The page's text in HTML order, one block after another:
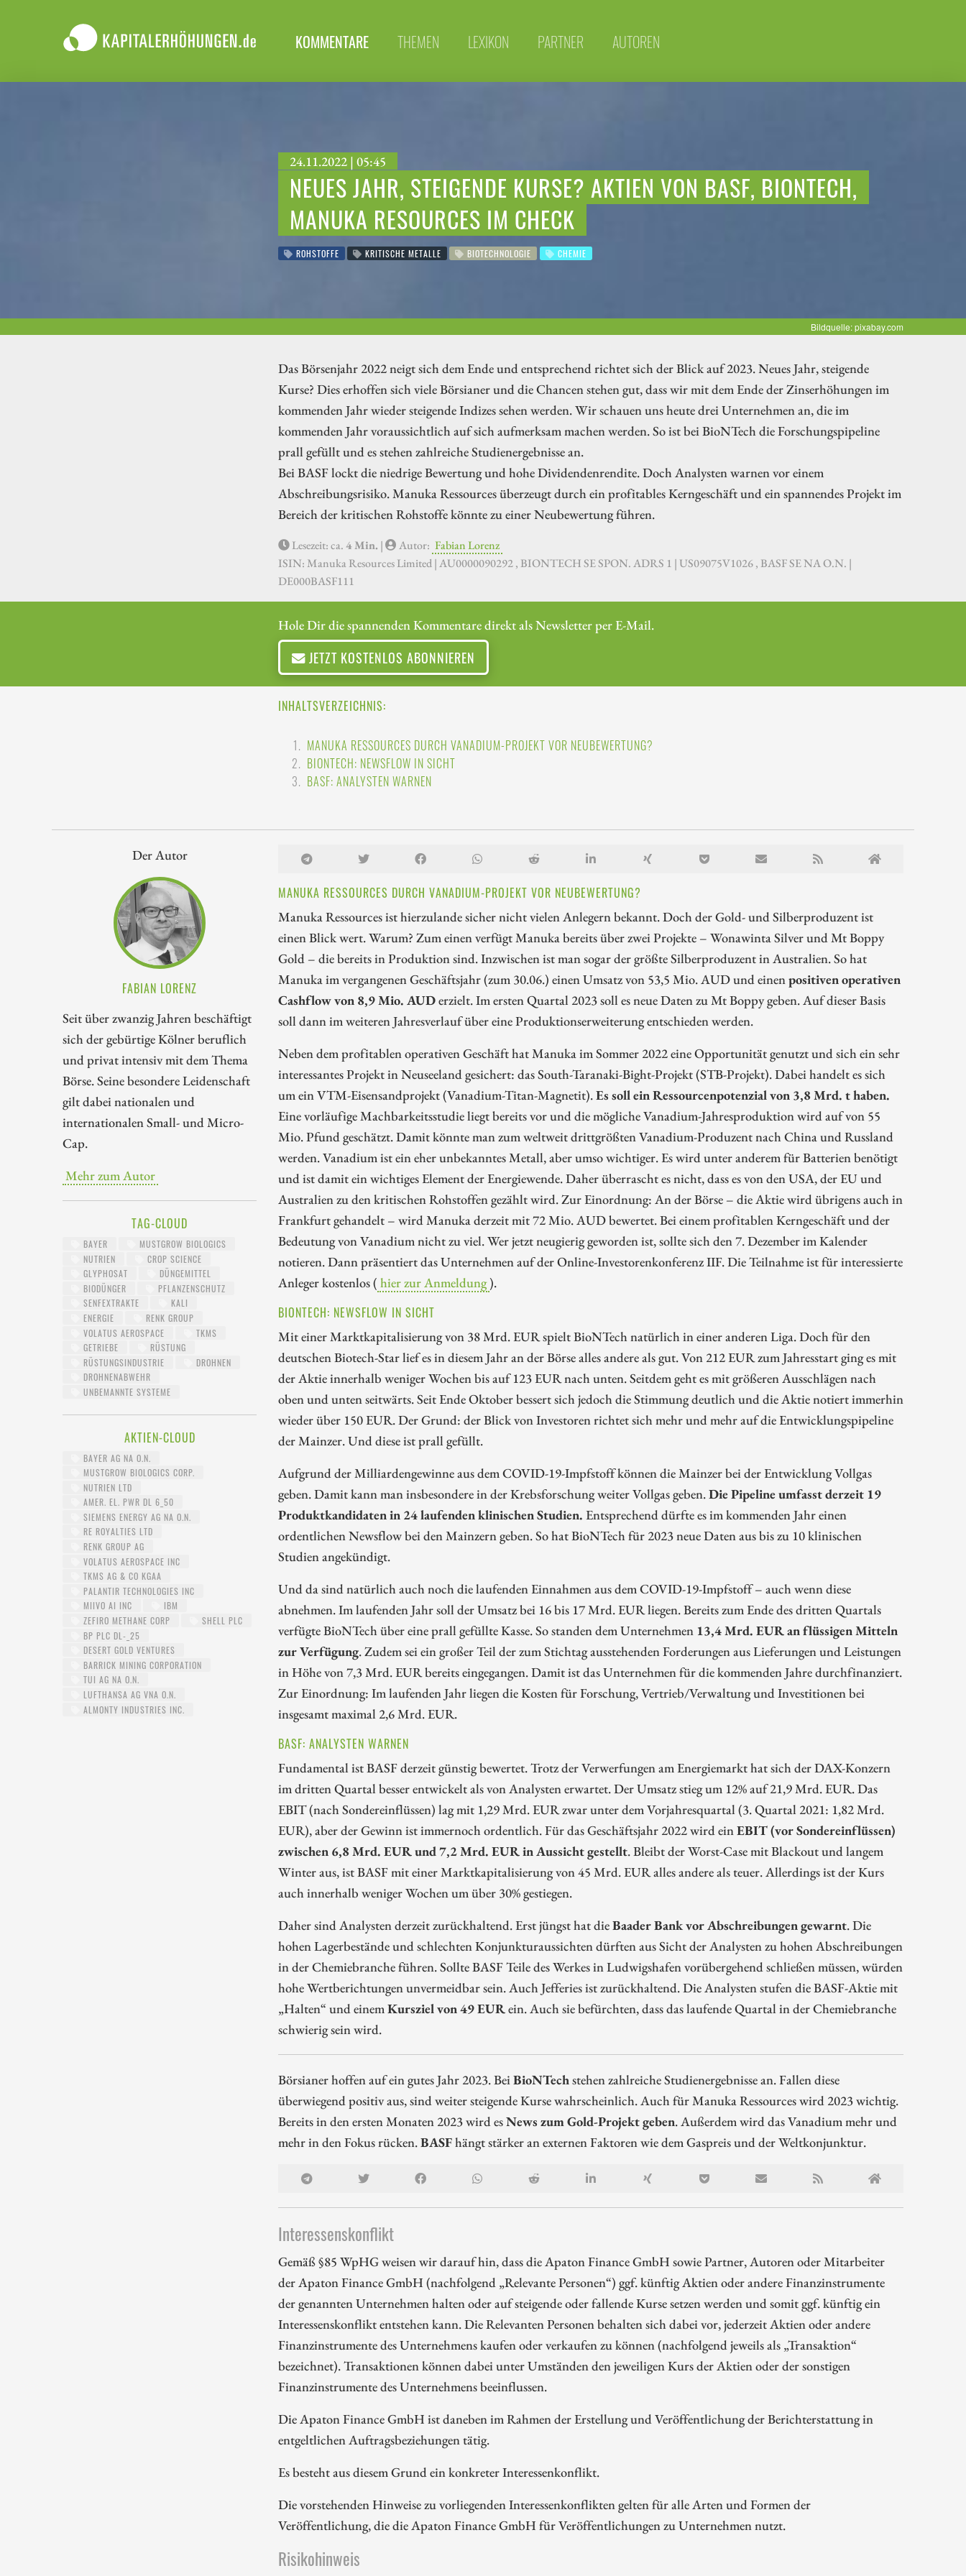
KOMMENTARE THEMEN LEXIKON PARTNER AUTOREN
24.11.2022 | 05:45
NEUES JAHR, STEIGENDE KURSE? AKTIEN VON BASF, BIONTECH,
MANUKA RESOURCES IM CHECK
ROHSTOFFE KRITISCHE METALLE BIOTECHNOLOGIE CHEMIE
Bildquelle: pixabay.com
Das Börsenjahr 2022 neigt sich dem Ende und entsprechend richtet sich der Blick auf 2023. Neues Jahr, steigende
Kurse? Dies erhoffen sich viele Börsianer und die Chancen stehen gut, dass wir mit dem Ende der Zinserhöhungen im
kommenden Jahr wieder steigende Indizes sehen werden. Wir schauen uns heute drei Unternehmen an, die im
kommenden Jahr voraussichtlich auf sich aufmerksam machen werden. So ist bei BioNTech die Forschungspipeline
prall gefüllt und es stehen zahlreiche Studienergebnisse an.
Bei BASF lockt die niedrige Bewertung und hohe Dividendenrendite. Doch Analysten warnen vor einem
Abschreibungsrisiko. Manuka Ressources überzeugt durch ein profitables Kerngeschäft und ein spannendes Projekt im
Bereich der kritischen Rohstoffe könnte zu einer Neubewertung führen.
Lesezeit: ca.4 Min. | Autor: Fabian Lorenz
ISIN: Manuka Resources Limited | AU0000090292 , BIONTECH SE SPON. ADRS 1 | US09075V1026 , BASF SE NA O.N. |
DE000BASF111
Hole Dir die spannenden Kommentare direkt als Newsletter per E-Mail.
JETZT KOSTENLOS ABONNIEREN
INHALTSVERZEICHNIS:
MANUKA RESSOURCES DURCH VANADIUM-PROJEKT VOR NEUBEWERTUNG?
BIONTECH: NEWSFLOW IN SICHT
BASF: ANALYSTEN WARNEN
Der Autor
FABIAN LORENZ
Seit über zwanzig Jahren beschäftigt
sich der gebürtige Kölner beruflich
und privat intensiv mit dem Thema
Börse. Seine besondere Leidenschaft
gilt dabei nationalen und
internationalen Small- und Micro-
Cap.
Mehr zum Autor
TAG-CLOUD
BAYER
MUSTGROW BIOLOGICS
NUTRIEN
CROP SCIENCE
GLYPHOSAT
DÜNGEMITTEL
BIODÜNGER
PFLANZENSCHUTZ
SENFEXTRAKTE
KALI
ENERGIE
RENK GROUP
VOLATUS AEROSPACE
TKMS
GETRIEBE
RÜSTUNG
RÜSTUNGSINDUSTRIE
DROHNEN
DROHNENABWEHR
UNBEMANNTE SYSTEME
AKTIEN-CLOUD
BAYER AG NA O.N.
MUSTGROW BIOLOGICS CORP.
NUTRIEN LTD
AMER. EL. PWR DL 6_50
SIEMENS ENERGY AG NA O.N.
RE ROYALTIES LTD
RENK GROUP AG
VOLATUS AEROSPACE INC
TKMS AG & CO KGAA
PALANTIR TECHNOLOGIES INC
MIIVO AI INC
IBM
ZEFIRO METHANE CORP
SHELL PLC
BP PLC DL-_25
DESERT GOLD VENTURES
BARRICK MINING CORPORATION
TUI AG NA O.N.
LUFTHANSA AG VNA O.N.
ALMONTY INDUSTRIES INC.
MANUKA RESSOURCES DURCH VANADIUM-PROJEKT VOR NEUBEWERTUNG?
Manuka Ressources ist hierzulande sicher nicht vielen Anlegern bekannt. Doch der Gold- und Silberproduzent ist
einen Blick wert. Warum? Zum einen verfügt Manuka bereits über zwei Projekte – Wonawinta Silver und Mt Boppy
Gold – die bereits in Produktion sind. Inzwischen ist man sogar der größte Silberproduzent in Australien. So hat
Manuka im vergangenen Geschäftsjahr (zum 30.06.) einen Umsatz von 53,5 Mio. AUD und einenpositiven operativen
Cashflow von 8,9 Mio. AUDerzielt. Im ersten Quartal 2023 soll es neue Daten zu Mt Boppy geben. Auf dieser Basis
soll dann im weiteren Jahresverlauf über eine Produktionserweiterung entschieden werden.
Neben dem profitablen operativen Geschäft hat Manuka im Sommer 2022 eine Opportunität genutzt und sich ein sehr
interessantes Projekt in Neuseeland gesichert: das South-Taranaki-Bight-Projekt (STB-Projekt). Dabei handelt es sich
um ein VTM-Eisensandprojekt (Vanadium-Titan-Magnetit).Es soll ein Ressourcenpotenzial von 3,8 Mrd. t haben.
Eine vorläufige Machbarkeitsstudie liegt bereits vor und die mögliche Vanadium-Jahresproduktion wird auf von 55
Mio. Pfund geschätzt. Damit könnte man zum weltweit drittgrößten Vanadium-Produzent nach China und Russland
werden. Vanadium ist ein eher unbekanntes Metall, aber umso wichtiger. Es wird unter anderem für Batterien benötigt
und ist damit ein wichtiges Element der Energiewende. Daher überrascht es nicht, dass es von den USA, der EU und
Australien zu den kritischen Rohstoffen gezählt wird. Zur Einordnung: An der Börse – die Aktie wird übrigens auch in
Frankfurt gehandelt – wird Manuka derzeit mit 72 Mio. AUD bewertet. Bei einem profitablen Kerngeschäft und der
Bedeutung von Vanadium nicht zu viel. Wer jetzt neugierig geworden ist, sollte sich den 7. Dezember im Kalender
notieren. Dann präsentiert das Unternehmen auf der Online-Investorenkonferenz IIF. Die Teilnahme ist für interessierte
Anleger kostenlos ( hier zur Anmeldung).
BIONTECH: NEWSFLOW IN SICHT
Mit einer Marktkapitalisierung von 38 Mrd. EUR spielt BioNTech natürlich in einer anderen Liga. Doch für den
deutschen Biotech-Star lief es in diesem Jahr an der Börse alles andere als gut. Von 212 EUR zum Jahresstart ging es mit
der Aktie innerhalb weniger Wochen bis auf 123 EUR nach unten. Seitdem geht es mit größeren Ausschlägen nach
oben und unten seitwärts. Seit Ende Oktober bessert sich jedoch die Stimmung deutlich und die Aktie notiert immerhin
wieder über 150 EUR. Der Grund: der Blick von Investoren richtet sich mehr und mehr auf die Entwicklungspipeline
der Mainzer. Und diese ist prall gefüllt.
Aufgrund der Milliardengewinne aus dem COVID-19-Impfstoff können die Mainzer bei der Entwicklung Vollgas
geben. Damit kann man insbesondere in der Krebsforschung weiter Vollgas geben.Die Pipeline umfasst derzeit 19
Produktkandidaten in 24 laufenden klinischen Studien. Entsprechend dürfte es im kommenden Jahr einen
ordentlichen Newsflow bei den Mainzern geben. So hat BioNTech für 2023 neue Daten aus bis zu 10 klinischen
Studien angekündigt.
Und da sind natürlich auch noch die laufenden Einnahmen aus dem COVID-19-Impfstoff – auch wenn diese
abnehmen. Im laufenden Jahr soll der Umsatz bei 16 bis 17 Mrd. EUR liegen. Bereits zum Ende des dritten Quartals
verfügte BioNTech über eine prall gefüllte Kasse. So standen dem Unternehmen 13,4 Mrd. EUR an flüssigen Mitteln
zur Verfügung. Zudem sei ein großer Teil der zum Stichtag ausstehenden Forderungen aus Lieferungen und Leistungen
in Höhe von 7,3 Mrd. EUR bereits eingegangen. Damit ist das Unternehmen für die kommenden Jahre durchfinanziert.
Zur Einordnung: Im laufenden Jahr liegen die Kosten für Forschung, Vertrieb/Verwaltung und Investitionen bei
insgesamt maximal 2,6 Mrd. EUR.
BASF: ANALYSTEN WARNEN
Fundamental ist BASF derzeit günstig bewertet. Trotz der Verwerfungen am Energiemarkt hat sich der DAX-Konzern
im dritten Quartal besser entwickelt als von Analysten erwartet. Der Umsatz stieg um 12% auf 21,9 Mrd. EUR. Das
EBIT (nach Sondereinflüssen) lag mit 1,29 Mrd. EUR zwar unter dem Vorjahresquartal (3. Quartal 2021: 1,82 Mrd.
EUR), aber der Gewinn ist immernoch ordentlich. Für das Geschäftsjahr 2022 wird einEBIT (vor Sondereinflüssen)
zwischen 6,8 Mrd. EUR und 7,2 Mrd. EUR in Aussicht gestellt. Bleibt der Worst-Case mit Blackout und langem
Winter aus, ist BASF mit einer Marktkapitalisierung von 45 Mrd. EUR alles andere als teuer. Allerdings ist der Kurs
auch innerhalb weniger Wochen um über 30% gestiegen.
Daher sind Analysten derzeit zurückhaltend. Erst jüngst hat dieBaader Bank vor Abschreibungen gewarnt. Die
hohen Lagerbestände und schlechten Konjunkturaussichten dürften aus Sicht der Analysten zu hohen Abschreibungen
in der Chemiebranche führen. Sollte BASF Teile des Werkes in Ludwigshafen vorübergehend schließen müssen, würden
hohe Wertberichtungen unvermeidbar sein. Auch Jefferies ist zurückhaltend. Die Analysten stufen die BASF-Aktie mit
„Halten“ und einemKursziel von 49 EURein. Auch sie befürchten, dass das laufende Quartal in der Chemiebranche
schwierig sein wird.
Börsianer hoffen auf ein gutes Jahr 2023. BeiBioNTechstehen zahlreiche Studienergebnisse an. Fallen diese
überwiegend positiv aus, sind weiter steigende Kurse wahrscheinlich. Auch für Manuka Ressources wird 2023 wichtig.
Bereits in den ersten Monaten 2023 wird esNews zum Gold-Projekt geben. Außerdem wird das Vanadium mehr und
mehr in den Fokus rücken.BASFhängt stärker an externen Faktoren wie dem Gaspreis und der Weltkonjunktur.
Interessenskonflikt
Gemäß §85 WpHG weisen wir darauf hin, dass die Apaton Finance GmbH sowie Partner, Autoren oder Mitarbeiter
der Apaton Finance GmbH (nachfolgend „Relevante Personen“) ggf. künftig Aktien oder andere Finanzinstrumente
der genannten Unternehmen halten oder auf steigende oder fallende Kurse setzen werden und somit ggf. künftig ein
Interessenskonflikt entstehen kann. Die Relevanten Personen behalten sich dabei vor, jederzeit Aktien oder andere
Finanzinstrumente des Unternehmens kaufen oder verkaufen zu können (nachfolgend jeweils als „Transaktion“
bezeichnet). Transaktionen können dabei unter Umständen den jeweiligen Kurs der Aktien oder der sonstigen
Finanzinstrumente des Unternehmens beeinflussen.
Die Apaton Finance GmbH ist daneben im Rahmen der Erstellung und Veröffentlichung der Berichterstattung in
entgeltlichen Auftragsbeziehungen tätig.
Es besteht aus diesem Grund ein konkreter Interessenkonflikt.
Die vorstehenden Hinweise zu vorliegenden Interessenkonflikten gelten für alle Arten und Formen der
Veröffentlichung, die die Apaton Finance GmbH für Veröffentlichungen zu Unternehmen nutzt.
Risikohinweis